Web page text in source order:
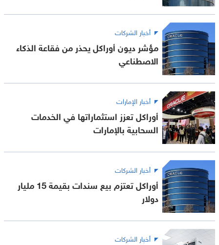
أخبار الشركات
مؤشر ديون أوراكل يحذر من فقاعة الذكاء
الاصطناعي
أخبار الإمارات
أوراكل تعزز استثماراتها في الخدمات
السحابية بالإمارات
أخبار الشركات
أوراكل تعتزم بيع سندات بقيمة 15 مليار
دولار
أخبار الشركات